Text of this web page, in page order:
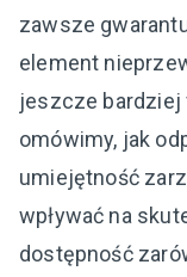
zawsze
element
jeszcze bardziej
omówimy, jak
umiejętność
wpływać na
dostępność